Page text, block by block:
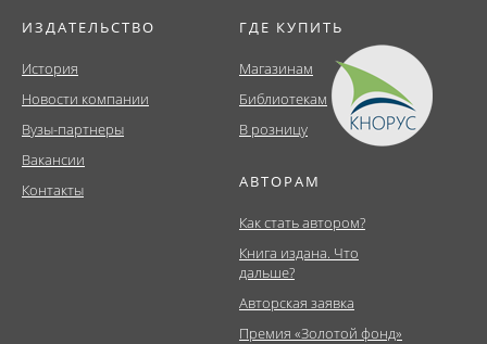
ИЗДАТЕЛЬСТВО
История
Новости компании
Вузы-партнеры
Вакансии
Контакты
ГДЕ КУПИТЬ
Магазинам
Библиотекам
В розницу
АВТОРАМ
Как стать автором?
Книга издана. Что
дальше?
Авторская заявка
Премия «Золотой фонд»